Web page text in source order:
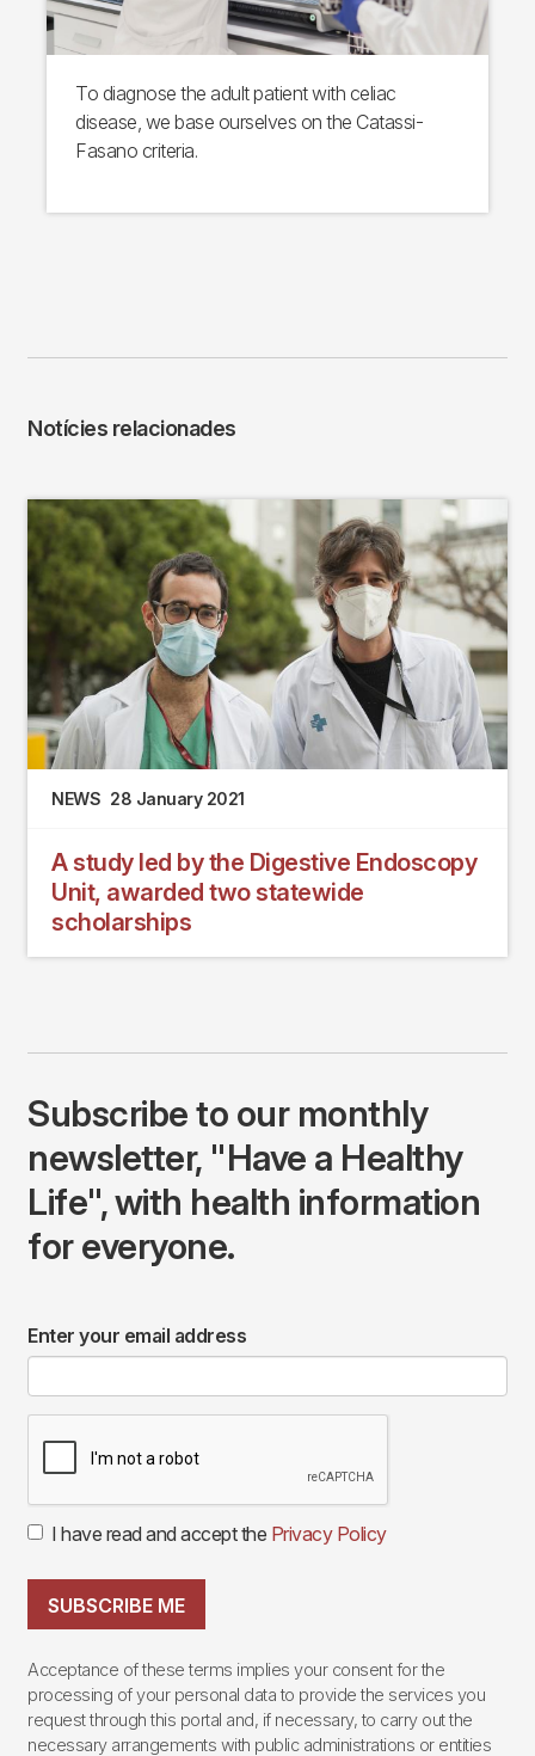
To diagnose the adult patient with celiac
disease, we base ourselves on the Catassi-
Fasano criteria.
Notícies relacionades
NEWS 28 January 2021
A study led by the Digestive Endoscopy
Unit, awarded two statewide
scholarships
Subscribe to our monthly
newsletter, "Have a Healthy
Life", with health information
for everyone.
Enter your email address
I have read and accept the Privacy Policy
SUBSCRIBE ME
Acceptance of these terms implies your consent for the
processing of your personal data to provide the services you
request through this portal and, if necessary, to carry out the
necessary arrangements with public administrations or entities